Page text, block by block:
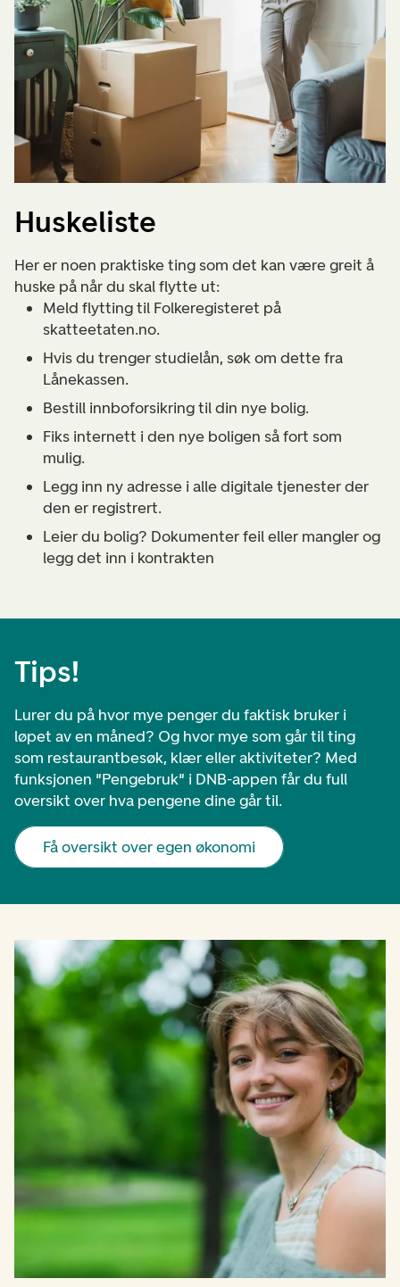
Huskeliste
Her er noen praktiske ting som det kan være greit å
huske på når du skal flytte ut:
Meld flytting til Folkeregisteret på
skatteetaten.no.
Hvis du trenger studielån, søk om dette fra
Lånekassen.
Bestill innboforsikring til din nye bolig.
Fiks internett i den nye boligen så fort som
mulig.
Legg inn ny adresse i alle digitale tjenester der
den er registrert.
Leier du bolig? Dokumenter feil eller mangler og
legg det inn i kontrakten
Tips!
Lurer du på hvor mye penger du faktisk bruker i
løpet av en måned? Og hvor mye som går til ting
som restaurantbesøk, klær eller aktiviteter? Med
funksjonen "Pengebruk" i DNB-appen får du full
oversikt over hva pengene dine går til.
Få oversikt over egen økonomi